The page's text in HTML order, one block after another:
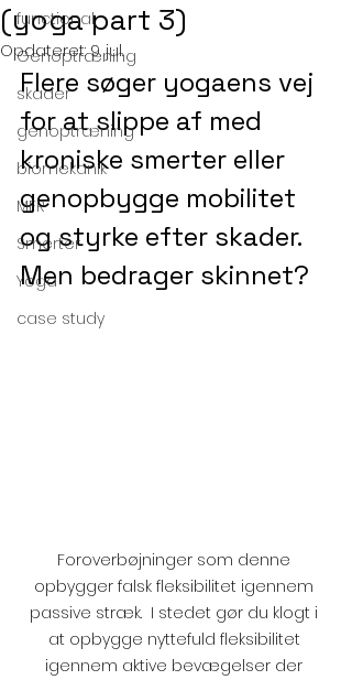
functional
Genoptræning
skader
genoptræning
biomekanik
MFR
Smerter
Yoga
case study
(yoga part 3)
Opdateret:9. jul.
Flere søger yogaens vej
for at slippe af med
kroniske smerter eller
genopbygge mobilitet
og styrke efter skader.
Men bedrager skinnet?
Foroverbøjninger som denne
opbygger falsk fleksibilitet igennem
passive stræk.  I stedet gør du klogt i
at opbygge nyttefuld fleksibilitet
igennem aktive bevægelser der